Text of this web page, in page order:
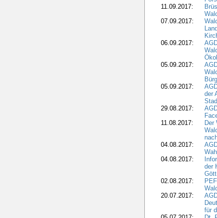
11.09.2017:
07.09.2017:
06.09.2017:
05.09.2017:
05.09.2017:
der
29.08.2017:
11.08.2017:
Der
04.08.2017:
04.08.2017:
der
02.08.2017:
20.07.2017:
für